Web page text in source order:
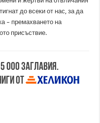
до всеки от нас, за да
– премахването на
присъствие.
000 заглавия.
от